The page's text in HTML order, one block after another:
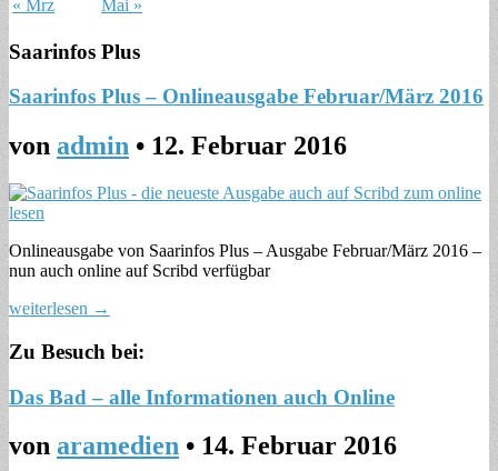
« Mrz Mai »
Saarinfos Plus
Saarinfos Plus – Onlineausgabe Februar/März 2016
von admin • 12. Februar 2016
Onlineausgabe von Saarinfos Plus – Ausgabe Februar/März 2016 –
nun auch online auf Scribd verfügbar
weiterlesen →
Zu Besuch bei:
Das Bad – alle Informationen auch Online
von aramedien • 14. Februar 2016